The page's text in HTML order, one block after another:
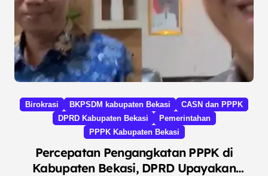
Birokrasi BKPSDM kabupaten Bekasi
CASN dan PPPK
DPRD Kabupaten Bekasi
Pemerintahan
PPPK Kabupaten Bekasi
Percepatan Pengangkatan PPPK di
Kabupaten Bekasi, DPRD Upayakan